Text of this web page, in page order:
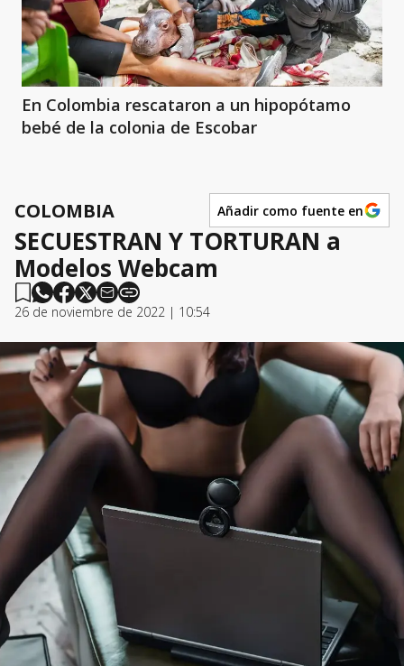
En Colombia rescataron a un hipopótamo
bebé de la colonia de Escobar
COLOMBIA Añadir como fuente en
SECUESTRAN Y TORTURAN a
Modelos Webcam
26 de noviembre de 2022 | 10:54